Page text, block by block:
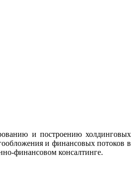
и построению холдинговых
и финансовых потоков в
финансовом консалтинге.